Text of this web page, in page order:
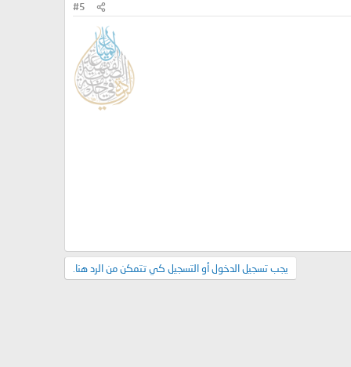
#5
يجب تسجيل الدخول أو التسجيل كي تتمكن من الرد هنا.